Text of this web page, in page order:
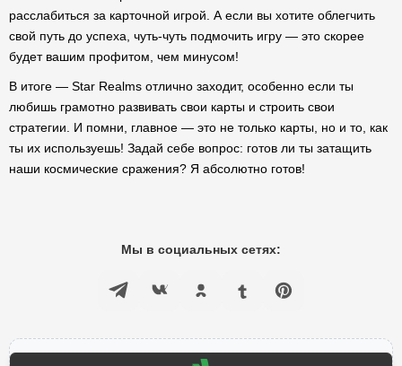
расслабиться за карточной игрой. А если вы хотите облегчить
свой путь до успеха, чуть-чуть подмочить игру — это скорее
будет вашим профитом, чем минусом!
В итоге — Star Realms отлично заходит, особенно если ты
любишь грамотно развивать свои карты и строить свои
стратегии. И помни, главное — это не только карты, но и то, как
ты их используешь! Задай себе вопрос: готов ли ты затащить
наши космические сражения? Я абсолютно готов!
Мы в социальных сетях: